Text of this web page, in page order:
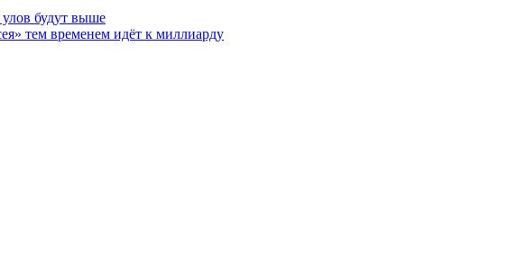
будут выше
тем временем идёт к миллиарду